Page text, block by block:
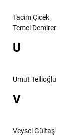
Tacim Çiçek
Temel Demirer
U
Umut Tellioğlu
V
Veysel Gültaş